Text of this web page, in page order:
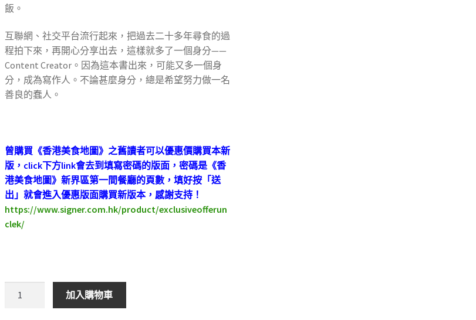
飯。
互聯網、社交平台流行起來，把過去二十多年尋食的過
程拍下來，再開心分享出去，這樣就多了一個身分——
Content Creator。因為這本書出來，可能又多一個身
分，成為寫作人。不論甚麼身分，總是希望努力做一名
善良的蠢人。
曾購買《香港美食地圖》之舊讀者可以優惠價購買本新
版，click下方link會去到填寫密碼的版面，密碼是《香
港美食地圖》新界區第一間餐廳的頁數，填好按「送
出」就會進入優惠版面購買新版本，感謝支持！
https://www.signer.com.hk/product/exclusiveofferun
clek/
加入購物車